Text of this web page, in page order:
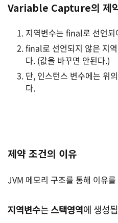
Variable Capture의 제
지역변수는 final로 선언되
final로 선언되지 않은 지
다. (값을 바꾸면 안된다.)
단, 인스턴스 변수에는 위
다.
제약 조건의 이유
JVM 메모리 구조를 통해 이유
지역변수는스택영역에 생성